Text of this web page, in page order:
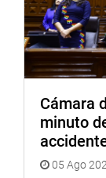
Cámara
minuto
05 Ago